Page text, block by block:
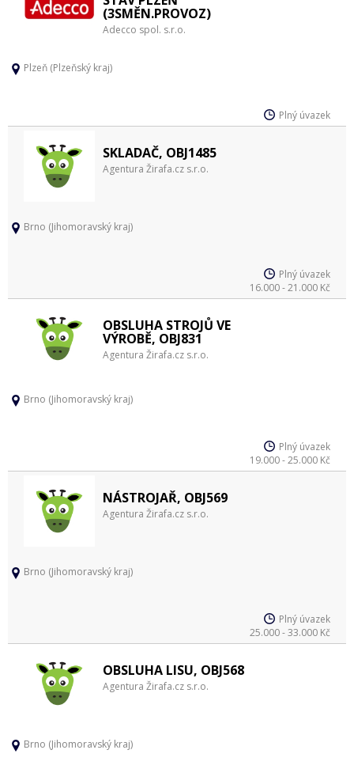
(3SMĚN.PROVOZ)
Adecco spol. s.r.o.
Plzeň (Plzeňský kraj)
Plný úvazek
SKLADAČ, OBJ1485
Agentura Žirafa.cz s.r.o.
Brno (Jihomoravský kraj)
Plný úvazek
16.000 - 21.000 Kč
OBSLUHA STROJŮ VE
VÝROBĚ, OBJ831
Agentura Žirafa.cz s.r.o.
Brno (Jihomoravský kraj)
Plný úvazek
19.000 - 25.000 Kč
NÁSTROJAŘ, OBJ569
Agentura Žirafa.cz s.r.o.
Brno (Jihomoravský kraj)
Plný úvazek
25.000 - 33.000 Kč
OBSLUHA LISU, OBJ568
Agentura Žirafa.cz s.r.o.
Brno (Jihomoravský kraj)